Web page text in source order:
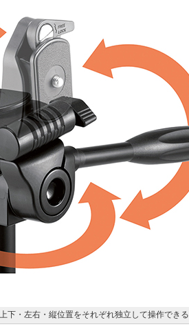
下・左右・縦位置をそれぞれ独立して操作できる